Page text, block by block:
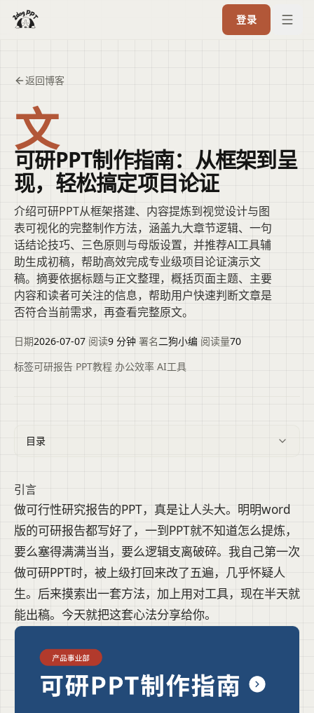
登录
返回博客
文
可研PPT制作指南：从框架到呈
现，轻松搞定项目论证
介绍可研PPT从框架搭建、内容提炼到视觉设计与图
表可视化的完整制作方法，涵盖九大章节逻辑、一句
话结论技巧、三色原则与母版设置，并推荐AI工具辅
助生成初稿，帮助高效完成专业级项目论证演示文
稿。摘要依据标题与正文整理，概括页面主题、主要
内容和读者可关注的信息，帮助用户快速判断文章是
否符合当前需求，再查看完整原文。
日期2026-07-07 阅读9 分钟 署名二狗小编 阅读量70
标签可研报告 PPT教程 办公效率 AI工具
目录
引言
做可行性研究报告的PPT，真是让人头大。明明word
版的可研报告都写好了，一到PPT就不知道怎么提炼，
要么塞得满满当当，要么逻辑支离破碎。我自己第一次
做可研PPT时，被上级打回来改了五遍，几乎怀疑人
生。后来摸索出一套方法，加上用对工具，现在半天就
能出稿。今天就把这套心法分享给你。